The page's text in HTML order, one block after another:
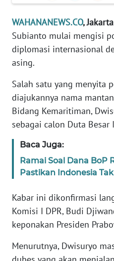
WAHANANEWS.CO,
Subianto mulai mengisi
diplomasi internasional
asing.
Salah satu yang menyita
diajukannya nama
Bidang Kemaritiman,
sebagai calon Duta Besar
Baca Juga:
Ramai Soal Dana BoP
Pastikan Indonesia
Kabar ini dikonfirmasi
Komisi I DPR, Budi
keponakan Presiden
Menurutnya, Dwisuryo
EDITORIAL
Informasi
INDEKS
BERITA
KAMI
INFO
IKLAN
TENTANG
KAMI
PEDOMAN
MEDIA
SIBER
REDAKSI